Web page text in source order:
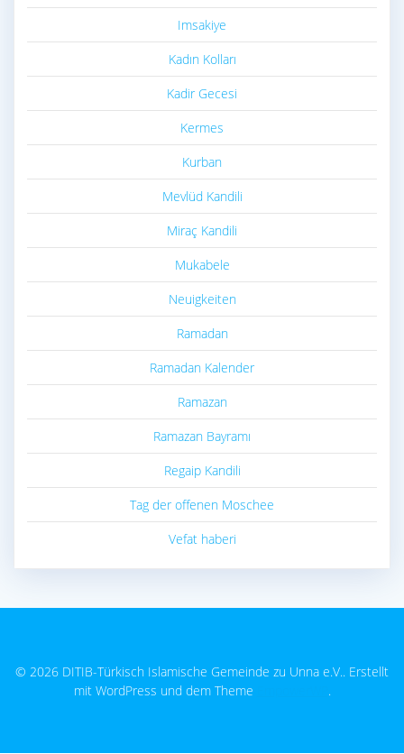
Imsakiye
Kadın Kolları
Kadir Gecesi
Kermes
Kurban
Mevlüd Kandili
Miraç Kandili
Mukabele
Neuigkeiten
Ramadan
Ramadan Kalender
Ramazan
Ramazan Bayramı
Regaip Kandili
Tag der offenen Moschee
Vefat haberi
© 2026 DITIB-Türkisch Islamische Gemeinde zu Unna e.V.. Erstellt
mit WordPress und dem Theme
.